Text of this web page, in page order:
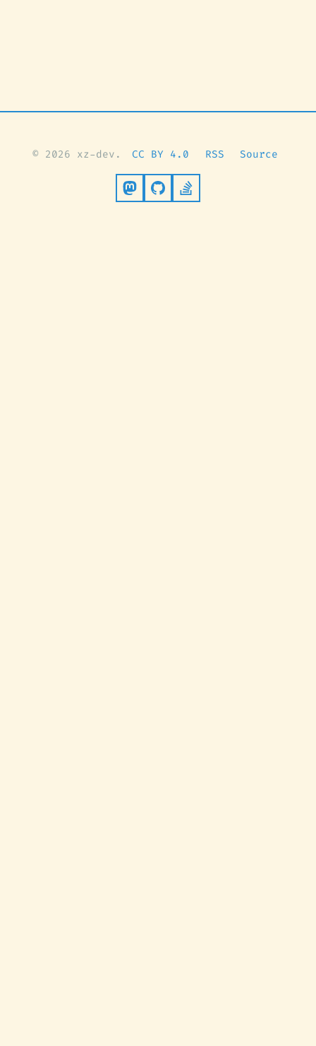
© 2026 xz-dev. CC BY 4.0 RSS Source
Follow on Mastodon
Go to GitHub
Stack Overflow